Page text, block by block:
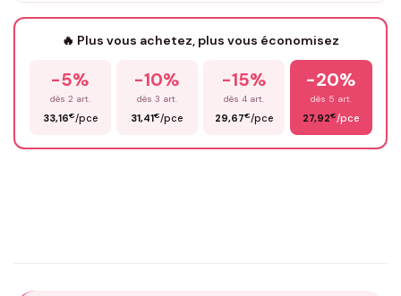
Votre texte / idée*
Prénom*
🔥 Plus vous achetez, plus vous économisez
-5%
dès 2 art.
33,16€/pce
-10%
dès 3 art.
31,41€/pce
-15%
dès 4 art.
29,67€/pce
-20%
dès 5 art.
27,92€/pce